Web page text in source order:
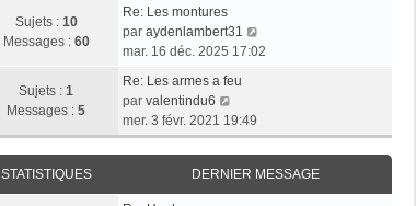
s
a
g
m
e
s
s
a
g
e
d
e
r
i
e
r
e
r
l
e
d
e
r
n
i
e
r
Sujets : 10
Messages : 60
Re: Les montures
par aydenlambert31
o
e
mar. 16 déc. 2025 17:02
Sujets : 1
Messages : 5
Re: Les armes a feu
par valentindu6
o
i
r
l
e
mer. 3 févr. 2021 19:49
STATISTIQUES DERNIER MESSAGE